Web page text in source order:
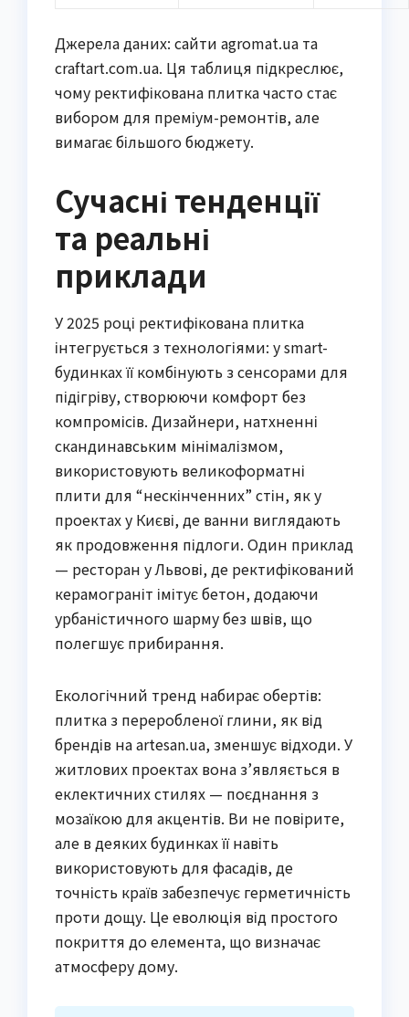
Джерела даних: сайти agromat.ua та
craftart.com.ua. Ця таблиця підкреслює,
чому ректифікована плитка часто стає
вибором для преміум-ремонтів, але
вимагає більшого бюджету.
Сучасні тенденції
та реальні
приклади
У 2025 році ректифікована плитка
інтегрується з технологіями: у smart-
будинках її комбінують з сенсорами для
підігріву, створюючи комфорт без
компромісів. Дизайнери, натхненні
скандинавським мінімалізмом,
використовують великоформатні
плити для “нескінченних” стін, як у
проектах у Києві, де ванни виглядають
як продовження підлоги. Один приклад
— ресторан у Львові, де ректифікований
керамограніт імітує бетон, додаючи
урбаністичного шарму без швів, що
полегшує прибирання.
Екологічний тренд набирає обертів:
плитка з переробленої глини, як від
брендів на artesan.ua, зменшує відходи. У
житлових проектах вона з’являється в
еклектичних стилях — поєднання з
мозаїкою для акцентів. Ви не повірите,
але в деяких будинках її навіть
використовують для фасадів, де
точність країв забезпечує герметичність
проти дощу. Це еволюція від простого
покриття до елемента, що визначає
атмосферу дому.